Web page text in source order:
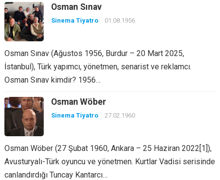
Osman Sınav
Sinema Tiyatro 01.08.1956
Osman Sınav (Ağustos 1956, Burdur – 20 Mart 2025,
İstanbul), Türk yapımcı, yönetmen, senarist ve reklamcı.
Osman Sınav kimdir? 1956…
Osman Wöber
Sinema Tiyatro 27.02.1960
Osman Wöber (27 Şubat 1960, Ankara – 25 Haziran 2022[1]),
Avusturyalı-Türk oyuncu ve yönetmen. Kurtlar Vadisi serisinde
canlandırdığı Tuncay Kantarcı…